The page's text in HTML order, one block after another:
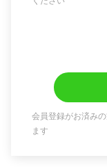
会員登録がお済み
ます